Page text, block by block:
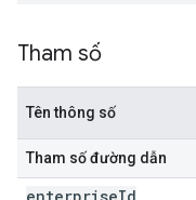
Tham số
Tên thông số
Tham số đường dẫn